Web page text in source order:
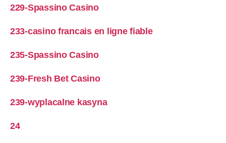
229-Spassino Casino
233-casino francais en ligne fiable
235-Spassino Casino
239-Fresh Bet Casino
239-wyplacalne kasyna
24